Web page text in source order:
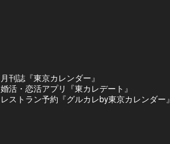
月刊誌『東京カレンダー』
婚活・恋活アプリ『東カレデート』
レストラン予約『グルカレby東京カレンダー』